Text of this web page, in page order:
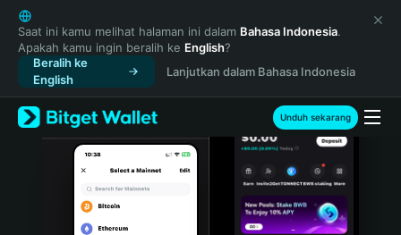
English
日本語
Tiếng Việt
Русский
Español (Latinoamérica)
Türkçe
Italiano
Saat ini kamu melihat halaman ini dalam Bahasa Indonesia.
Apakah kamu ingin beralih ke English?
Beralih ke
English
Lanjutkan dalam Bahasa Indonesia
Unduh sekarang